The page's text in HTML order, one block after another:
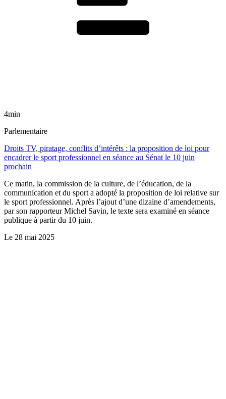
4min
Parlementaire
Droits TV, piratage, conflits d’intérêts : la proposition de loi pour
encadrer le sport professionnel en séance au Sénat le 10 juin
prochain
Ce matin, la commission de la culture, de l’éducation, de la
communication et du sport a adopté la proposition de loi relative sur
le sport professionnel. Après l’ajout d’une dizaine d’amendements,
par son rapporteur Michel Savin, le texte sera examiné en séance
publique à partir du 10 juin.
Le 28 mai 2025